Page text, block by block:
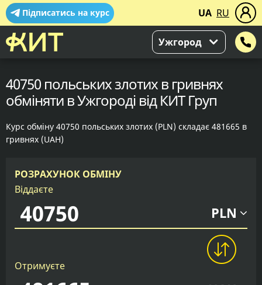
Підписатись на курс UA RU
Ужгород
40750 польських злотих в гривнях
обміняти в Ужгороді від КИТ Груп
Курс обміну 40750 польських злотих (PLN) складає 481665 в
гривнях (UAH)
РОЗРАХУНОК ОБМІНУ
Віддаєте
PLN
Отримуєте